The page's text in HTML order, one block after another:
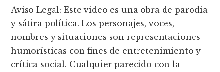
Aviso Legal: Este video es una obra de parodia
y sátira política. Los personajes, voces,
nombres y situaciones son representaciones
humorísticas con fines de entretenimiento y
crítica social. Cualquier parecido con la